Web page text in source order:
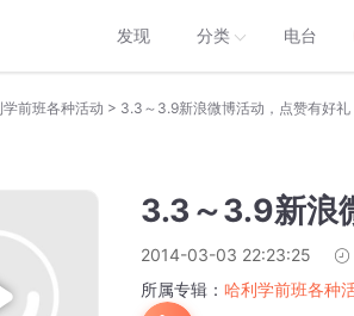
发现 分类 电台
学前班各种活动 > 3.3～3.9新浪微博活动，点赞有好礼
3.3～3.9新浪
2014-03-03 22:23:25
所属专辑： 哈利学前班各种